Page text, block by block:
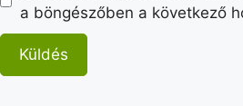
a böngészőben a következő